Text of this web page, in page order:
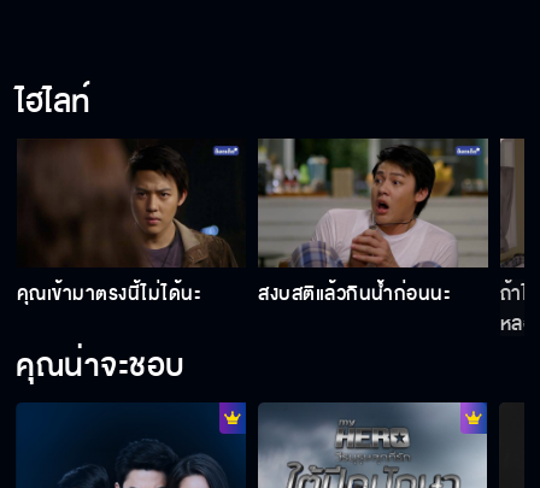
ไฮไลท์
คุณเข้ามาตรงนี้ไม่ได้นะ สงบสติแล้วกินน้ำก่อนนะ
ถ้าไ
หล
คุณน่าจะชอบ